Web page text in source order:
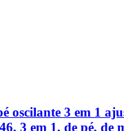
oscilante 3 em 1
3 em 1, de pé, de